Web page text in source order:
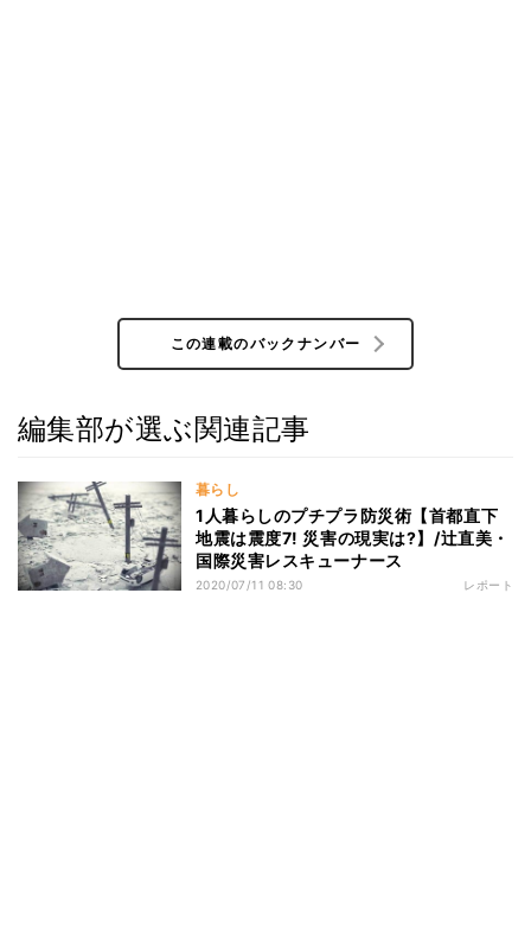
この連載のバックナンバー
編集部が選ぶ関連記事
暮らし
1人暮らしのプチプラ防災術【首都直下
地震は震度7! 災害の現実は?】/辻直美・
国際災害レスキューナース
2020/07/11 08:30 レポート